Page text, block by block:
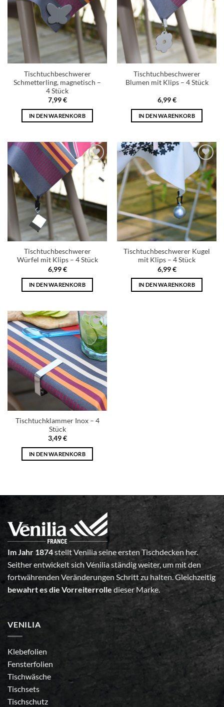
Tischtuchbeschwerer
Schmetterling, magnetisch –
4 Stück
7,99€
IN DEN WARENKORB
Tischtuchbeschwerer
Blumen mit Klips – 4 Stück
6,99€
IN DEN WARENKORB
Add to
wishlist
Tischtuchbeschwerer
Würfel mit Klips – 4 Stück
6,99€
IN DEN WARENKORB
Add to
wishlist
Tischtuchbeschwerer Kugel
mit Klips – 4 Stück
6,99€
IN DEN WARENKORB
Add to
wishlist
Tischtuchklammer Inox – 4
Stück
3,49€
IN DEN WARENKORB
Im Jahr 1874stellt Venilia seine ersten Tischdecken her.
Seither entwickelt sich Vénilia ständig weiter, um mit den
fortwährenden Veränderungen Schritt zu halten. Gleichzeitig
bewahrt es die Vorreiterrolle dieser Marke.
VENILIA
Klebefolien
Fensterfolien
Tischwäsche
Tischsets
Tischschutz